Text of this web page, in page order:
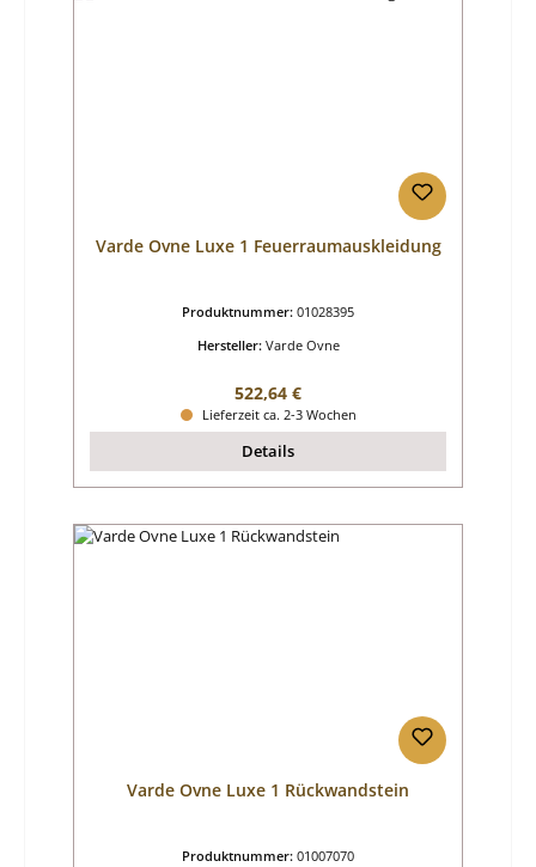
Varde Ovne Luxe 1 Feuerraumauskleidung
Produktnummer: 01028395
Hersteller: Varde Ovne
Regulärer Preis:
522,64 €
Lieferzeit ca. 2-3 Wochen
Details
Varde Ovne Luxe 1 Rückwandstein
Produktnummer: 01007070